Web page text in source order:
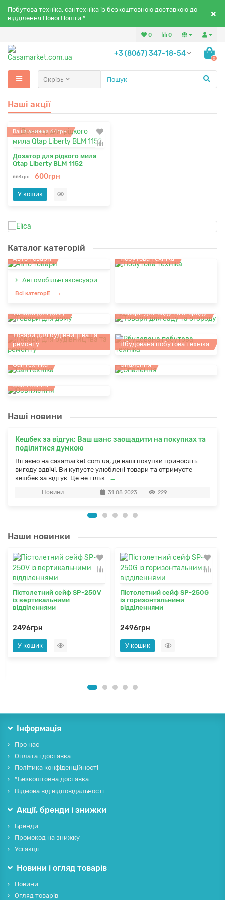
Побутова техніка, сантехніка із безкоштовною доставкою до
відділення Нової Пошти.*
0
0
+3 (8067) 347-18-54
0
Скрізь
Наші акції
Ваша знижка 64грн
Дозатор для рідкого мила
Qtap Liberty BLM 1152
664грн 600грн
У кошик
Каталог категорій
Авто товари
Автомобільні аксесуари
Всі категорії
Побутова техніка
Товари для дому Товари для саду та огороду
Товари для будівництва та
ремонту
Вбудована побутова техніка
Сантехніка Опалення
Освітлення
Наші новини
Кешбек за відгук: Ваш шанс заощадити на покупках та
поділитися думкою
Вітаємо на casamarket.com.ua, де ваші покупки приносять
вигоду вдвічі. Ви купуєте улюблені товари та отримуєте
кешбек за відгук. Це не тільк.. →
Новини 31.08.2023 229
Наши новинки
Пістолетний сейф SP-250V
із вертикальними
відділеннями
2496грн
У кошик
Пістолетний сейф SP-250G
із горизонтальними
відділеннями
2496грн
У кошик
Інформація
Про нас
Оплата і доставка
Політика конфіденційності
*Безкоштовна доставка
Відмова від відповідальності
Акції, бренди і знижки
Бренди
Промокод на знижку
Усі акції
Новини і огляд товарів
Новини
Огляд товарів